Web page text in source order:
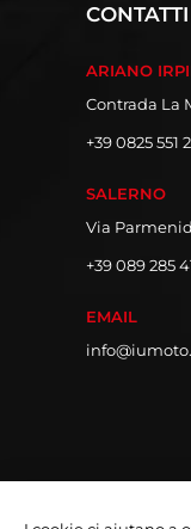
CONTATTI
ARIANO
Contrada La
+39 0825 551
SALERNO
Via
+39 089 285
EMAIL